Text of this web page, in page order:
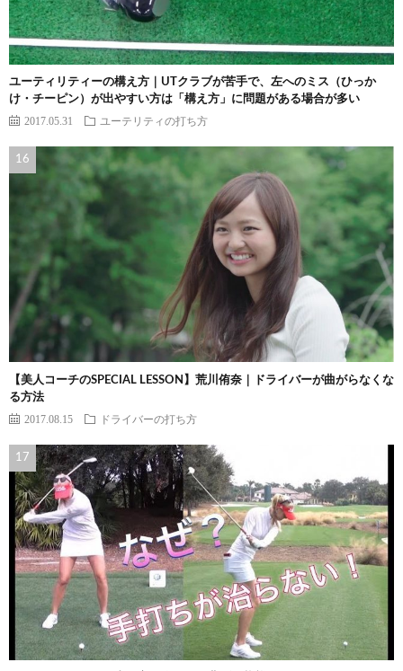
ユーティリティーの構え方｜UTクラブが苦手で、左へのミス（ひっか
け・チーピン）が出やすい方は「構え方」に問題がある場合が多い
2017.05.31 ユーテリティの打ち方
【美人コーチのSPECIAL LESSON】荒川侑奈｜ドライバーが曲がらなくな
る方法
2017.08.15 ドライバーの打ち方